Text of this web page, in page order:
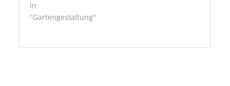
In
"Gartengestaltung"